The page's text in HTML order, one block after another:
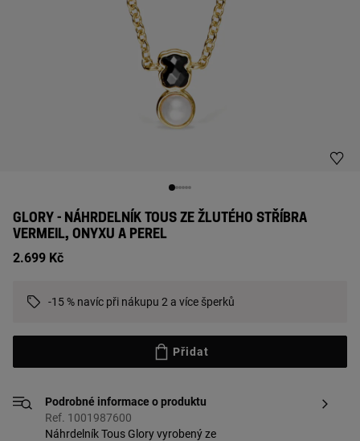
GLORY - NÁHRDELNÍK TOUS ZE ŽLUTÉHO STŘÍBRA
VERMEIL, ONYXU A PEREL
2.699 Kč
-15 % navíc při nákupu 2 a více šperků
Přidat
Podrobné informace o produktu
Ref. 1001987600
Náhrdelník Tous Glory vyrobený ze